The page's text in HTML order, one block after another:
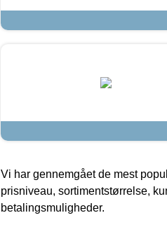
Vi har gennemgået de mest
prisniveau, sortimentstørrelse,
betalingsmuligheder.